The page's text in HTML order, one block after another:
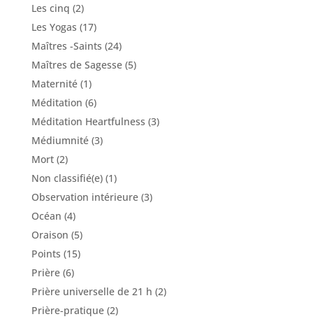
Les cinq (2)
Les Yogas (17)
Maîtres -Saints (24)
Maîtres de Sagesse(5)
Maternité(1)
Méditation (6)
Méditation Heartfulness (3)
Médiumnité(3)
Mort(2)
Non classifié(e)(1)
Observation intérieure(3)
Océan (4)
Oraison (5)
Points (15)
Prière(6)
Prière universelle de 21 h (2)
Prière-pratique(2)